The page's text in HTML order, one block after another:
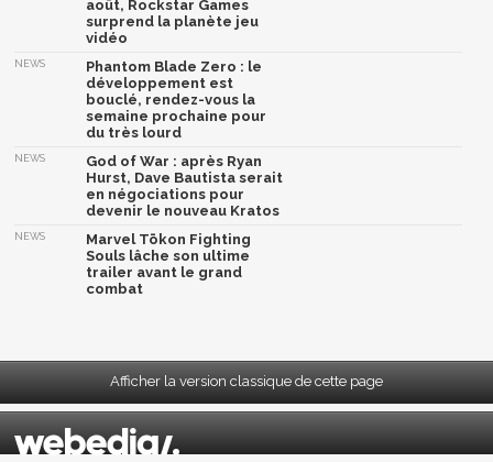
août, Rockstar Games
surprend la planète jeu
vidéo
NEWS
Phantom Blade Zero : le
développement est
bouclé, rendez-vous la
semaine prochaine pour
du très lourd
NEWS
God of War : après Ryan
Hurst, Dave Bautista serait
en négociations pour
devenir le nouveau Kratos
NEWS
Marvel Tōkon Fighting
Souls lâche son ultime
trailer avant le grand
combat
Afficher la version classique de cette page